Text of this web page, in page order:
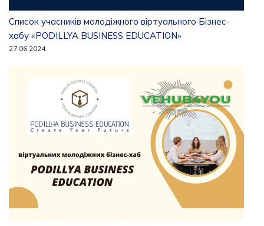
Список учасників молодіжного віртуального Бізнес-
хабу «PODILLYA BUSINESS EDUCATION»
27.06.2024